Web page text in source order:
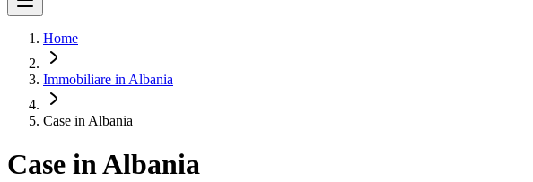
Home
Immobiliare in Albania
Case in Albania
Case in Albania